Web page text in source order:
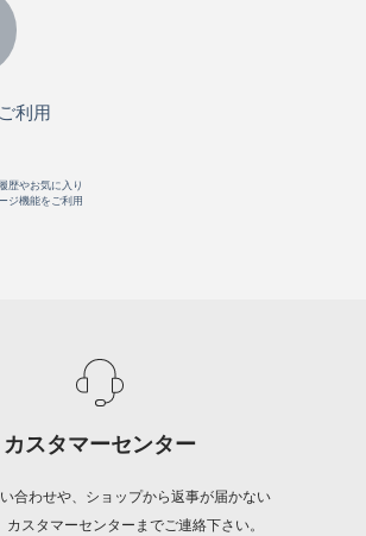
利用
歴やお気に入り
ジ機能をご利用
カスタマーセンター
合わせや、ショップから返事が届かない
カスタマーセンターまでご連絡下さい。